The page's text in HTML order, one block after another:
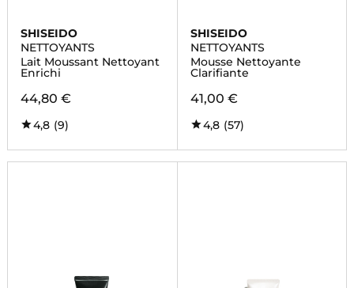
SHISEIDO
NETTOYANTS
Lait Moussant Nettoyant
Enrichi
44,80 €
4,8 (9)
SHISEIDO
NETTOYANTS
Mousse Nettoyante
Clarifiante
41,00 €
4,8 (57)